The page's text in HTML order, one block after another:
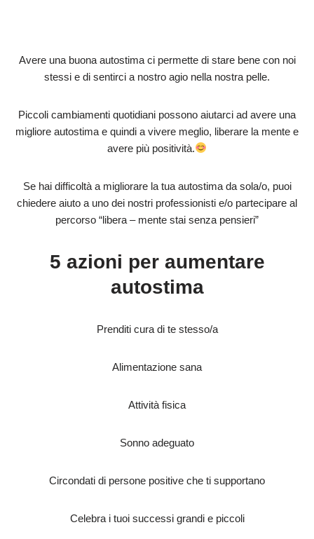
Avere una buona autostima ci permette di stare bene con noi
stessi e di sentirci a nostro agio nella nostra pelle.
Piccoli cambiamenti quotidiani possono aiutarci ad avere una
migliore autostima e quindi a vivere meglio, liberare la mente e
avere più positività.
Se hai difficoltà a migliorare la tua autostima da sola/o, puoi
chiedere aiuto a uno dei nostri professionisti e/o partecipare al
percorso “libera – mente stai senza pensieri”
5 azioni per aumentare
autostima
Prenditi cura di te stesso/a
Alimentazione sana
Attività fisica
Sonno adeguato
Circondati di persone positive che ti supportano
Celebra i tuoi successi grandi e piccoli